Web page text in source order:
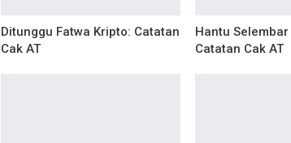
Ditunggu Fatwa Kripto: Catatan
Cak AT
Hantu
Catatan Cak AT